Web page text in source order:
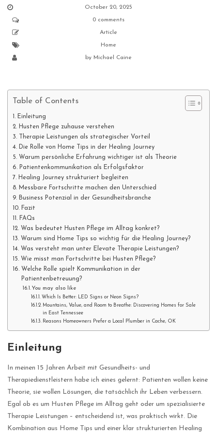
October 20, 2025
0 comments
Article
Home
by Michael Caine
Table of Contents
Einleitung
Husten Pflege zuhause verstehen
Therapie Leistungen als strategischer Vorteil
Die Rolle von Home Tips in der Healing Journey
Warum persönliche Erfahrung wichtiger ist als Theorie
Patientenkommunikation als Erfolgsfaktor
Healing Journey strukturiert begleiten
Messbare Fortschritte machen den Unterschied
Business Potenzial in der Gesundheitsbranche
Fazit
FAQs
Was bedeutet Husten Pflege im Alltag konkret?
Warum sind Home Tips so wichtig für die Healing Journey?
Was versteht man unter Elevate Therapie Leistungen?
Wie misst man Fortschritte bei Husten Pflege?
Welche Rolle spielt Kommunikation in der
Patientenbetreuung?
You may also like
Which Is Better: LED Signs or Neon Signs?
Mountains, Value, and Room to Breathe: Discovering Homes for Sale
in East Tennessee
Reasons Homeowners Prefer a Local Plumber in Cache, OK
Einleitung
In meinen 15 Jahren Arbeit mit Gesundheits- und
Therapiedienstleistern habe ich eines gelernt: Patienten wollen keine
Theorie, sie wollen Lösungen, die tatsächlich ihr Leben verbessern.
Egal ob es um Husten Pflege im Alltag geht oder um spezialisierte
Therapie Leistungen – entscheidend ist, was praktisch wirkt. Die
Kombination aus Home Tips und einer klar strukturierten Healing